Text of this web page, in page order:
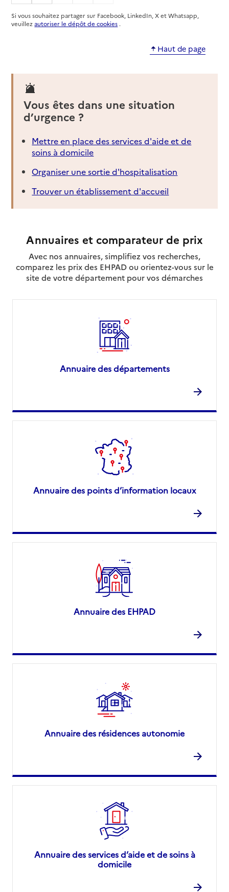
Si vous souhaitez partager sur Facebook, LinkedIn, X et Whatsapp,
veuillezautoriser le dépôt de cookies .
Haut de page
Vous êtes dans une situation
d’urgence ?
Mettre en place des services d'aide et de
soins à domicile
Organiser une sortie d'hospitalisation
Trouver un établissement d'accueil
Annuaires et comparateur de prix
Avec nos annuaires, simplifiez vos recherches,
comparez les prix des EHPAD ou orientez-vous sur le
site de votre département pour vos démarches
Annuaire des départements
Annuaire des points d’information locaux
Annuaire des EHPAD
Annuaire des résidences autonomie
Annuaire des services d’aide et de soins à
domicile